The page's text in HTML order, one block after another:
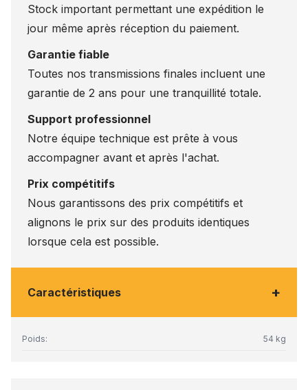
Stock important permettant une expédition le
jour même après réception du paiement.
Garantie fiable
Toutes nos transmissions finales incluent une
garantie de 2 ans pour une tranquillité totale.
Support professionnel
Notre équipe technique est prête à vous
accompagner avant et après l'achat.
Prix compétitifs
Nous garantissons des prix compétitifs et
alignons le prix sur des produits identiques
lorsque cela est possible.
Caractéristiques +
Poids: 54 kg